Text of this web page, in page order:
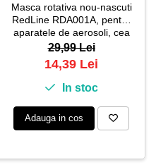
Masca rotativa nou-nascuti
RedLine RDA001A, pentru
aparatele de aerosoli, cea
mai mica dimensiune
disponibila
29,99 Lei
14,39 Lei
In stoc
Adauga in cos